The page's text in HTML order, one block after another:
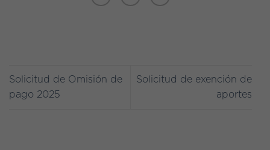
Solicitud de Omisión de
pago 2025
Solicitud de exención de
aportes